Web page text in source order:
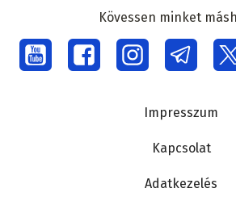
Social
menu
Kövessen minket
Impresszum
Kapcsolat
Adatkezelés